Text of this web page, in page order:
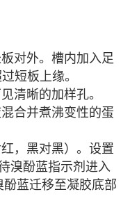
对外。槽内加入足
短板上缘。
清晰的加样孔。
合并煮沸变性的蛋
，黑对黑）。设置
溴酚蓝指示剂进入
蓝迁移至凝胶底部